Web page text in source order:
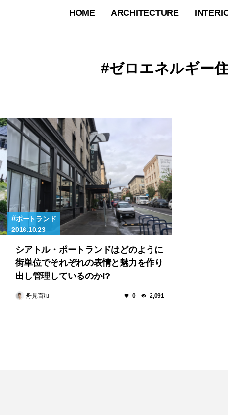
HOME ARCHITECTURE
ゼロエネルギー
ポートランド
2016.10.23
シアトル・ポートランドはどのように
街単位でそれぞれの表情と魅力を作り
出し管理しているのか!?
舟見百加 0 2,091